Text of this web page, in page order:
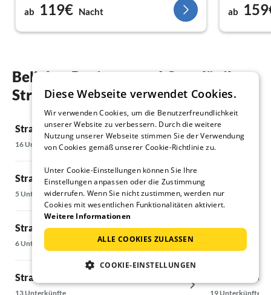
des vollkommen umzaeunten Gartens
Bis zum See sind es nur ein paar Schritte, das
schwimmen, Kanu fahren (am Haus
vorhanden), wandern, Pilze suchen und finden
;-) und vieles mehr.
Alles in allem war das ein fantastischer Urlaub
im Haus Seepromenade, das wir
uneingeschraenkt weiter empfehlen und
schon jetzt fest fuer naechstes Jahr wieder
gebucht haben.
ab 119€ Nacht ab
Beliebte Regionen und Orte für ihren
Strandurlaub in Flecken Zechlin
Strandurlaub in Alt Schwerin
16 Unterkünfte
Strandurlaub in Blankenförde
5 Unterkünfte
Strandurlaub in Diemitz
6 Unterkünfte
Strandurlaub in Fünfseen
13 Unterkünfte
Strandurlaub
5 Unterkünfte
7 Unterkünfte
Strandurlaub
19 Unterkünfte
Diese Webseite verwendet Cookies.
Wir verwenden Cookies, um die Benutzerfreundlichkeit
unserer Website zu verbessern. Durch die weitere
Nutzung unserer Webseite stimmen Sie der Verwendung
von Cookies gemäß unserer Cookie-Richtlinie zu.
Unter Cookie-Einstellungen können Sie Ihre
Einstellungen anpassen oder die Zustimmung
widerrufen. Wenn Sie nicht zustimmen, werden nur
Cookies mit wesentlichen Funktionalitäten aktiviert.
Weitere Informationen
ALLE COOKIES ZULASSEN
COOKIE-EINSTELLUNGEN